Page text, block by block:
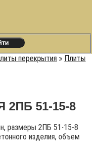
перекрытия » Плиты
51-15-8
размеры 2ПБ 51-15-8
изделия, объем